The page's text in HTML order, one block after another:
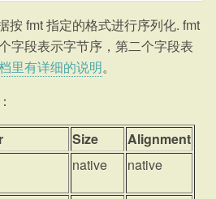
按 fmt 指定的格式进行序列化. fmt
字段表示字节序，第二个字段表
里有详细的说明。
Size Alignment
native native